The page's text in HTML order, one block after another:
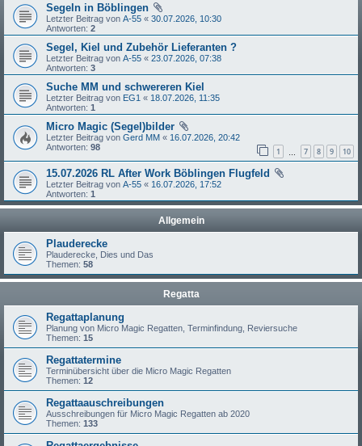
Segeln in Böblingen
Letzter Beitrag von A-55 « 30.07.2026, 10:30
Antworten: 2
Segel, Kiel und Zubehör Lieferanten ?
Letzter Beitrag von A-55 « 23.07.2026, 07:38
Antworten: 3
Suche MM und schwereren Kiel
Letzter Beitrag von EG1 « 18.07.2026, 11:35
Antworten: 1
Micro Magic (Segel)bilder
Letzter Beitrag von Gerd MM « 16.07.2026, 20:42
Antworten: 98 1 7 8 9 10
15.07.2026 RL After Work Böblingen Flugfeld
Letzter Beitrag von A-55 « 16.07.2026, 17:52
Antworten: 1
Allgemein
Plauderecke
Plauderecke, Dies und Das
Themen: 58
Regatta
Regattaplanung
Planung von Micro Magic Regatten, Terminfindung, Reviersuche
Themen: 15
Regattatermine
Terminübersicht über die Micro Magic Regatten
Themen: 12
Regattaauschreibungen
Ausschreibungen für Micro Magic Regatten ab 2020
Themen: 133